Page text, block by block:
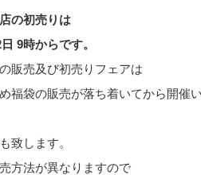
の初売りは
9時からです。
販売及び初売りフェアは
福袋の販売が落ち着いてから開催
致します。
方法が異なりますので